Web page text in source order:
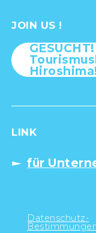
JOIN US !
GESUCHT!
LINK
für
Datenschutz-